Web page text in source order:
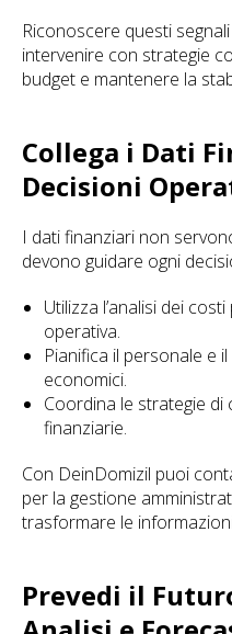
Riconoscere questi
intervenire con strategie
budget e mantenere la
Collega i Dati
Decisioni
I dati finanziari non
devono guidare ogni
Utilizza l’analisi dei
operativa.
Pianifica il personale e
economici.
Coordina le strategie di
finanziarie.
Con DeinDomizil puoi
per la gestione
trasformare le
Prevedi il